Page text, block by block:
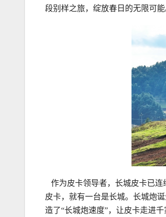
段别样之旅，绽放春日的无限可能
作为皮卡领导者，长城皮卡已连
皮卡，就有一台是长城。长城炮
造了“长城炮速度”，让皮卡走进